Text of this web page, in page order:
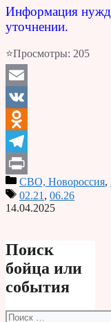
Информация
уточнении.
⭐Просмотры: 205
Email
VK
Odnoklassniki
Telegram
PrintСВО, Новороссия,
02.21 , 06.26
14.04.2025
Поиск
бойца или
события
Поиск: